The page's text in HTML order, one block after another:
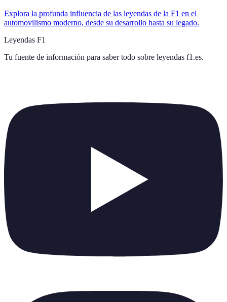
Explora la profunda influencia de las leyendas de la F1 en el
automovilismo moderno, desde su desarrollo hasta su legado.
Leyendas F1
Tu fuente de información para saber todo sobre leyendas f1.es.